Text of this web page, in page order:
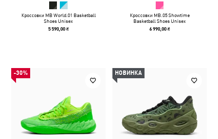
Кроссовки MB World.01 Basketball
Shoes Unisex
5 590,00 ₴
Кроссовки MB.05 Showtime
Basketball Shoes Unisex
6 990,00 ₴
-30% НОВИНКА